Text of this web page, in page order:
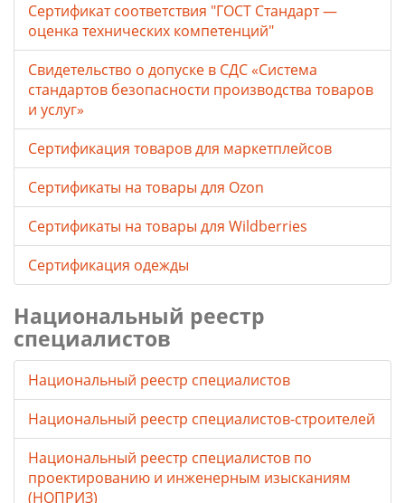
Сертификат соответствия "ГОСТ Стандарт —
оценка технических компетенций"
Свидетельство о допуске в СДС «Система
стандартов безопасности производства товаров
и услуг»
Сертификация товаров для маркетплейсов
Cертификаты на товары для Ozon
Cертификаты на товары для Wildberries
Сертификация одежды
Национальный реестр
специалистов
Национальный реестр специалистов
Национальный реестр специалистов-строителей
Национальный реестр специалистов по
проектированию и инженерным изысканиям
(НОПРИЗ)